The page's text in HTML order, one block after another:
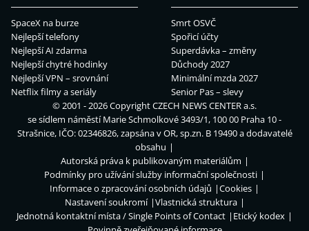
SpaceX na burze
Nejlepší telefony
Nejlepší AI zdarma
Nejlepší chytré hodinky
Nejlepší VPN – srovnání
Netflix filmy a seriály
Smrt OSVČ
Spořicí účty
Superdávka – změny
Důchody 2027
Minimální mzda 2027
Senior Pas – slevy
© 2001 - 2026 CopyrightCZECH NEWS CENTER a.s.
se sídlem náměstí Marie Schmolkové 3493/1, 100 00 Praha 10 -
Strašnice, IČO: 02346826, zapsána v OR, sp.zn. B 19490 a dodavatelé
obsahu
Autorská práva k publikovaným materiálům
Podmínky pro užívání služby informační společnosti
Informace o zpracování osobních údajů
Cookies
Nastavení soukromí
Vlastnická struktura
Jednotná kontaktní místa / Single Points of Contact
Etický kodex